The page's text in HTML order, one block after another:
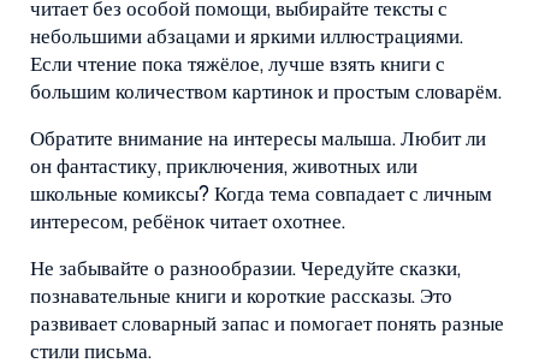
читает без особой помощи, выбирайте тексты с
небольшими абзацами и яркими иллюстрациями.
Если чтение пока тяжёлое, лучше взять книги с
большим количеством картинок и простым словарём.
Обратите внимание на интересы малыша. Любит ли
он фантастику, приключения, животных или
школьные комиксы? Когда тема совпадает с личным
интересом, ребёнок читает охотнее.
Не забывайте о разнообразии. Чередуйте сказки,
познавательные книги и короткие рассказы. Это
развивает словарный запас и помогает понять разные
стили письма.